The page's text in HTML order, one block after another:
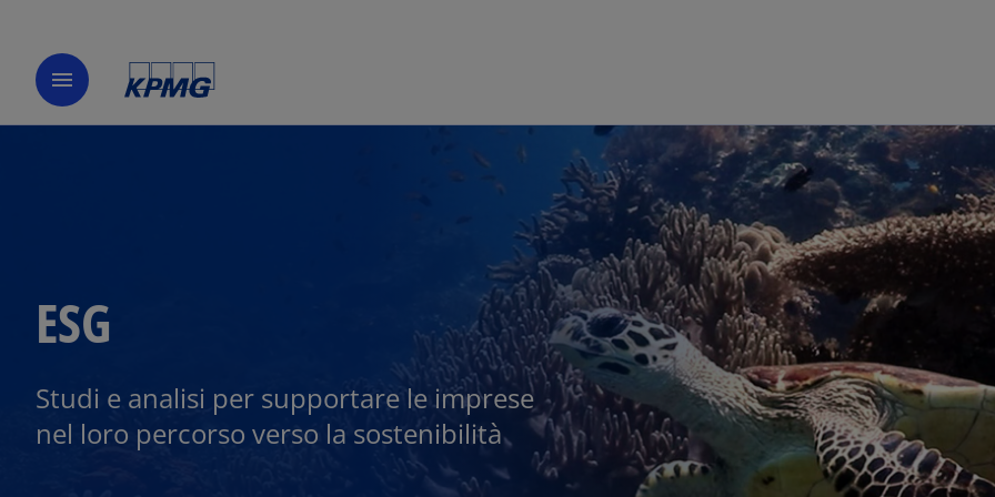
menu
ESG
Studi e analisi per supportare le imprese
nel loro percorso verso la sostenibilità